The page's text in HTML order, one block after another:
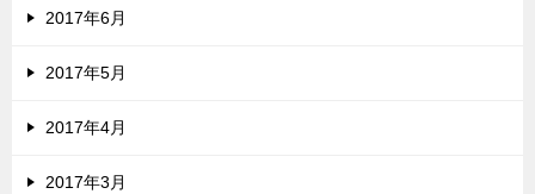
2017年6月
2017年5月
2017年4月
2017年3月